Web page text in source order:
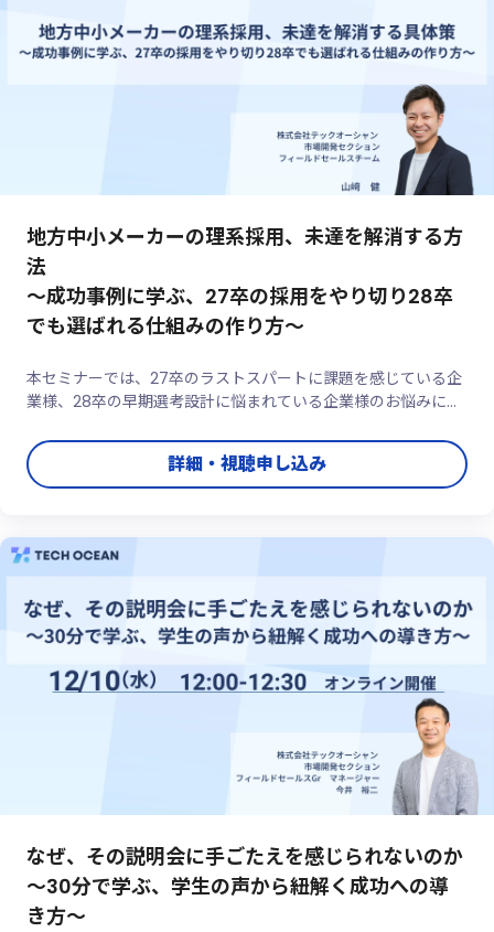
地方中小メーカーの理系採用、未達を解消する方
法
～成功事例に学ぶ、27卒の採用をやり切り28卒
でも選ばれる仕組みの作り方～
本セミナーでは、27卒のラストスパートに課題を感じている企
業様、28卒の早期選考設計に悩まれている企業様のお悩みに、
と」「具体的に聞いてみたいこと」を、ぜひお気軽にご相談くだ
さい。理系採用に特化したサービス提供者ならではの視点で、
明日から実践 ...
詳細・視聴申し込み
なぜ、その説明会に手ごたえを感じられないのか
～30分で学ぶ、学生の声から紐解く成功への導
き方～